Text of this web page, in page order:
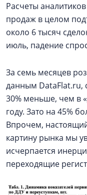
Расчеты
продаж в целом
около 6 тысяч
июль, падение
За семь месяцев
данным DataFlat.ru,
30% меньше, чем в
году. Зато на 45%
Впрочем,
картину рынка мы
исчерпается
переходящие